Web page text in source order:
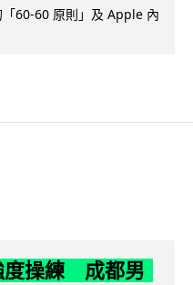
60-60 原則」及 Apple 內
度操練 成都男